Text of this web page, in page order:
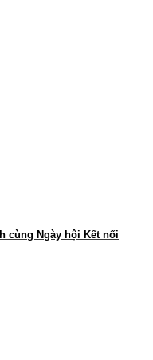
cùng Ngày hội Kết nối